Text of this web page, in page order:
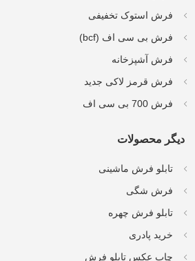
فرش استوک تخفیفی
فرش بی سی اف (bcf)
فرش آشپزخانه
فرش قرمز لاکی جدید
فرش 700 بی سی اف
دیگر محصولات
تابلو فرش ماشینی
فرش شگی
تابلو فرش چهره
خرید پادری
چاپ عکس تابلو فرش